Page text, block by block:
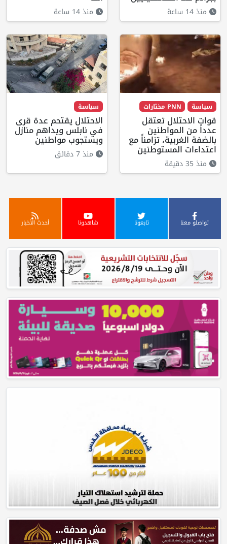
منذ 14 ساعة منذ 14 ساعة
سياسة PNN مختارات
قوات الاحتلال تعتقل
عدداً من المواطنين
بالضفة الغربية، تزامناً مع
اعتداءات المستوطنين
منذ 35 دقيقة
سياسة
الاحتلال يقتحم عدة قرى
في نابلس ويداهم منازل
ويستجوب مواطنين
منذ 7 دقائق
تواصلو معنا تابعونا شاهدونا أحدث الأخبار